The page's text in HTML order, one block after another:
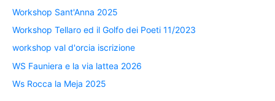
Workshop Sant'Anna 2025
Workshop Tellaro ed il Golfo dei Poeti 11/2023
workshop val d'orcia iscrizione
WS Fauniera e la via lattea 2026
Ws Rocca la Meja 2025